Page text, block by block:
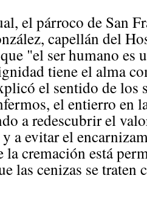
el párroco de San
capellán del
"el ser humano es
tiene el alma
el sentido de los
el entierro en
a redescubrir el
a evitar el
la cremación está
las cenizas se traten